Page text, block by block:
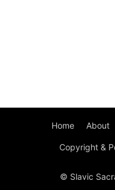
Home About
Copyright &
© Slavic